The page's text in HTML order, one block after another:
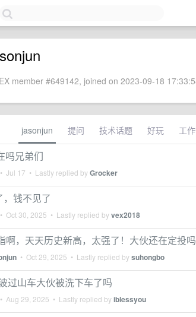
member #649142, joined on 2023-09-18
jasonjun 提问 技术话题 好玩 工
吗兄弟们
• Jul 17 • Lastly replied byGrocker
钱不见了
• Oct 30, 2025 • Lastly replied byvex2018
啊，天天历史新高，太强了！大伙还在定投吗
• Oct 29, 2025 • Lastly replied bysuhongbo
过山车大伙被洗下车了吗
• Aug 29, 2025 • Lastly replied byiblessyou